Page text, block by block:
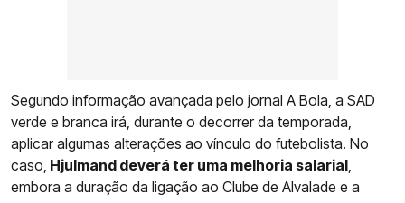
Segundo informação avançada pelo jornal A Bola, a SAD
verde e branca irá, durante o decorrer da temporada,
aplicar algumas alterações ao vínculo do futebolista. No
caso, Hjulmand deverá ter uma melhoria salarial,
embora a duração da ligação ao Clube de Alvalade e a